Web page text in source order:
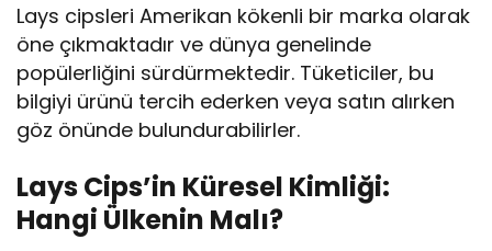
Lays cipsleri Amerikan kökenli bir marka olarak
öne çıkmaktadır ve dünya genelinde
popülerliğini sürdürmektedir. Tüketiciler, bu
bilgiyi ürünü tercih ederken veya satın alırken
göz önünde bulundurabilirler.
Lays Cips’in Küresel Kimliği:
Hangi Ülkenin Malı?